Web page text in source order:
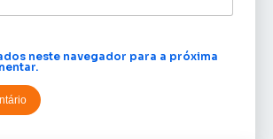
neste navegador para a próxima